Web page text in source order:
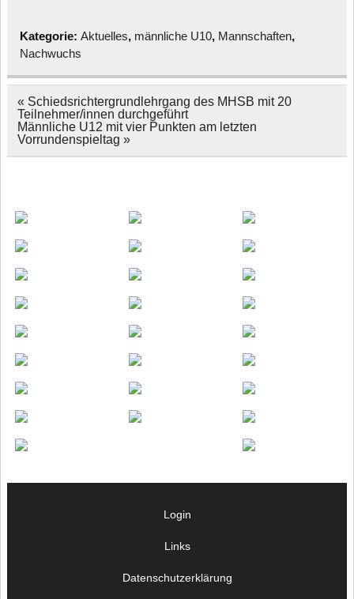
Kategorie: Aktuelles, männliche U10, Mannschaften,
Nachwuchs
Beitragsnavigation
« Schiedsrichtergrundlehrgang des MHSB mit 20
Teilnehmer/innen durchgeführt
Männliche U12 mit vier Punkten am letzten
Vorrundenspieltag »
Login
Links
Datenschutzerklärung